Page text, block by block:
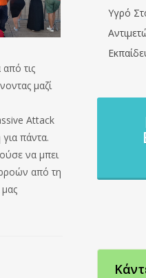
τις
μαζί
Attack
πάντα.
να μπει
από τη
Υγρό